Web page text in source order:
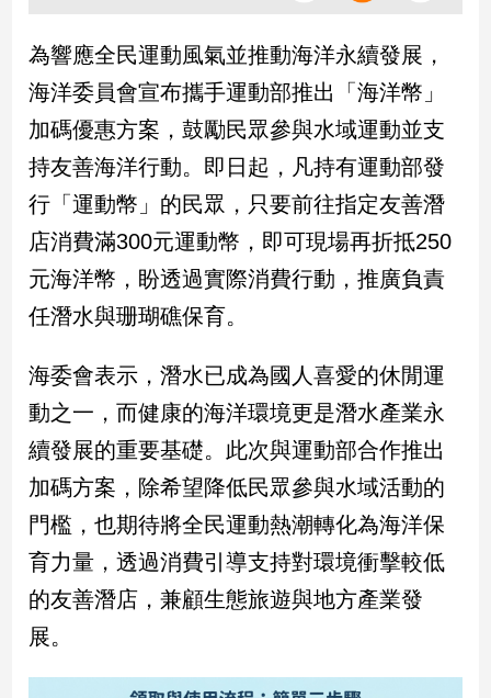
政
治
政
治
焦
品
觀
點
民
調
會
點
觀
點
兩
岸/
際
社
為響應全民運動風氣並推動海洋永續發展，
海洋委員會宣布攜手運動部推出「海洋幣」
加碼優惠方案，鼓勵民眾參與水域運動並支
持友善海洋行動。即日起，凡持有運動部發
行「運動幣」的民眾，只要前往指定友善潛
店消費滿300元運動幣，即可現場再折抵250
元海洋幣，盼透過實際消費行動，推廣負責
任潛水與珊瑚礁保育。
海委會表示，潛水已成為國人喜愛的休閒運
動之一，而健康的海洋環境更是潛水產業永
續發展的重要基礎。此次與運動部合作推出
加碼方案，除希望降低民眾參與水域活動的
門檻，也期待將全民運動熱潮轉化為海洋保
育力量，透過消費引導支持對環境衝擊較低
的友善潛店，兼顧生態旅遊與地方產業發
展。